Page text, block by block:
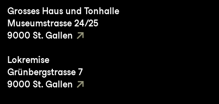
Wars,Superman ,Braveheart
Ringe,Harry Potter,
weiteren mit. Er ist ausserdem ein
und Dirigent von Blechbläserensembles.
Grosses Haus und Tonhalle
Museumstrasse 24/25
9000 St. Gallen
Lokremise
Grünbergstrasse 7
9000 St. Gallen